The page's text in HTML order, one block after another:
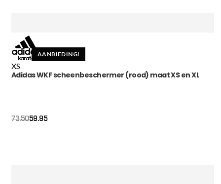
AANBIEDING!
XS
Adidas WKF scheenbeschermer (rood) maat XS en XL
73.5059.95